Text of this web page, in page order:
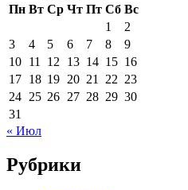
Пн Вт Ср Чт Пт Сб Вс
1
2
3
4 5 6 7 8
9
10 11 12 13 14 15 16
17 18 19 20 21 22 23
24 25 26 27 28 29 30
31
« Июл
Рубрики